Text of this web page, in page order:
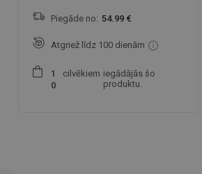
Piegāde no: 54.99 €
Atgriež līdz 100 dienām
1
0
cilvēkiem iegādājās šo
produktu.